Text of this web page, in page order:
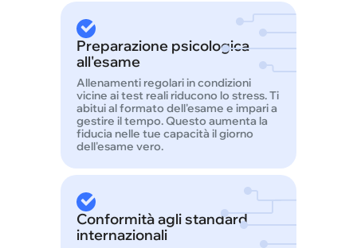
Preparazione psicologica
all'esame
Allenamenti regolari in condizioni
vicine ai test reali riducono lo stress. Ti
abitui al formato dell'esame e impari a
gestire il tempo. Questo aumenta la
fiducia nelle tue capacità il giorno
dell'esame vero.
Conformità agli standard
internazionali